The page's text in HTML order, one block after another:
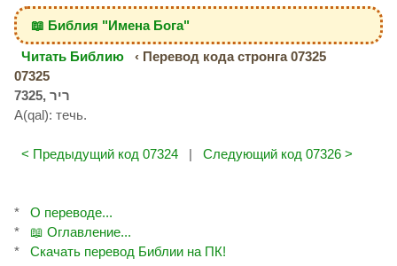
📖 Библия "Имена Бога"
Читать Библию
‹ Перевод кода стронга 07325
07325
A(qal): течь.
< Предыдущий код 07324 | Следующий код 07326 >
*
О переводе...
*
📖 Оглавление...
*
Скачать перевод Библии на ПК!